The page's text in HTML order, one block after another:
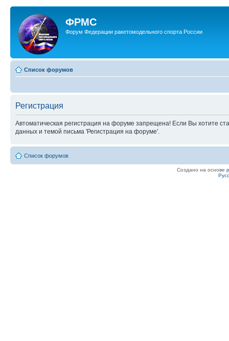
ФРМС
Форум Федерации ракетомодельного спорта России
Список форумов
Регистрация
Автоматическая регистрация на форуме запрещена! Если Вы хотите
данных и темой письма 'Регистрация на форуме'.
Список форумов
Создано на основе